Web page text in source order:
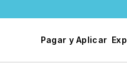
Pagar y Aplicar